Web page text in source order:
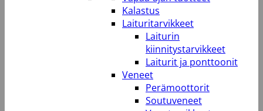
Kalastus
Laituritarvikkeet
Laiturin
kiinnitystarvikkeet
Laiturit ja ponttoonit
Veneet
Perämoottorit
Soutuveneet